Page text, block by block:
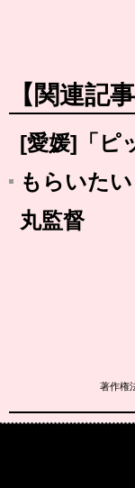
【関連記事
[愛媛]「ピ
もらいた
丸監督
著作権